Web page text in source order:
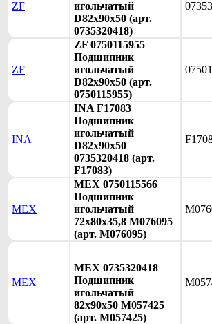
ZF
игольчатый
D82x90x50 (арт.
0735320418)
ZF
ZF 0750115955
Подшипник
игольчатый
D82x90x50 (арт.
0750115955)
INA
INA F17083
Подшипник
игольчатый
D82x90x50
0735320418 (арт.
F17083)
MEX
MEX 0750115566
Подшипник
игольчатый
72x80x35,8 M076095
(арт. M076095)
MEX
MEX 0735320418
Подшипник
игольчатый
82x90x50 M057425
(арт. M057425)